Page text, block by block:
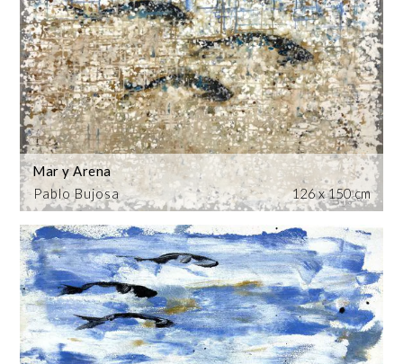
Pablo Bujosa
Mar y Arena
126 x 150 cm